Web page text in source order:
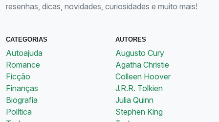
resenhas, dicas, novidades, curiosidades e muito mais!
CATEGORIAS
Autoajuda
Romance
Ficção
Finanças
Biografia
Política
AUTORES
Augusto Cury
Agatha Christie
Colleen Hoover
J.R.R. Tolkien
Julia Quinn
Stephen King